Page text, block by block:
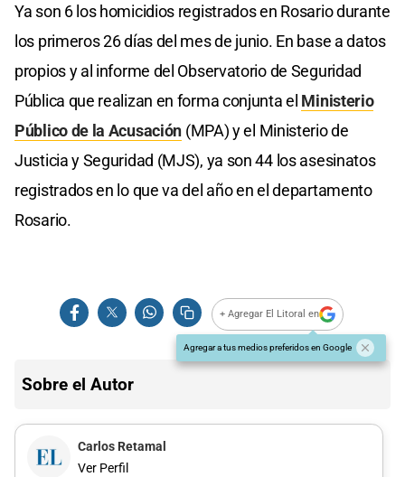
Ya son 6 los homicidios registrados en Rosario durante
los primeros 26 días del mes de junio. En base a datos
propios y al informe del Observatorio de Seguridad
Pública que realizan en forma conjunta el Ministerio
Público de la Acusación (MPA) y el Ministerio de
Justicia y Seguridad (MJS), ya son 44 los asesinatos
registrados en lo que va del año en el departamento
Rosario.
+ Agregar El Litoral en
Agregar a tus medios preferidos en Google
Sobre el Autor
Carlos Retamal
Ver Perfil